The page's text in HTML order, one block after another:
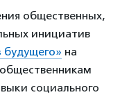
общественных,
инициатив
будущего» на
социального